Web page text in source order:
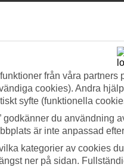
från våra
cookies). Andra
syfte (funktionella
godkänner du användning
är inte anpassad
kategorier av cookies
ner på sidan.